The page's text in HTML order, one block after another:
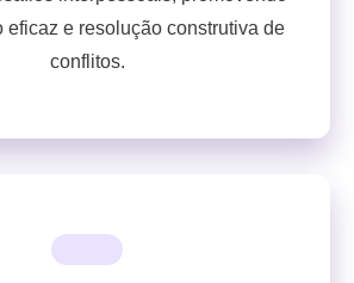
eficaz e resolução construtiva de
conflitos.